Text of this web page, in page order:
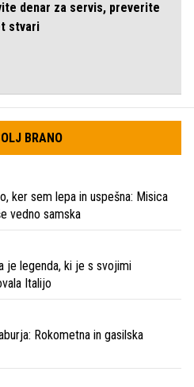
denar za servis, preverite
stvari
BRANO
ker sem lepa in uspešna: Misica
vedno samska
je legenda, ki je s svojimi
Italijo
Rokometna in gasilska